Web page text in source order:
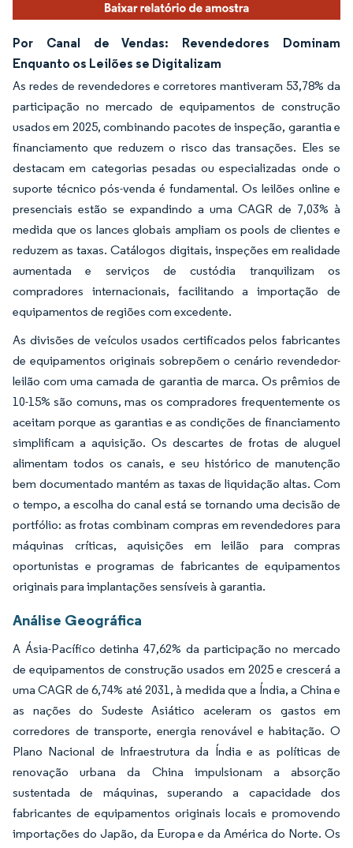
Por Canal de Vendas: Revendedores Dominam
Enquanto os Leilões se Digitalizam
As redes de revendedores e corretores mantiveram 53,78% da
participação no mercado de equipamentos de construção
usados em 2025, combinando pacotes de inspeção, garantia e
financiamento que reduzem o risco das transações. Eles se
destacam em categorias pesadas ou especializadas onde o
suporte técnico pós-venda é fundamental. Os leilões online e
presenciais estão se expandindo a uma CAGR de 7,03% à
medida que os lances globais ampliam os pools de clientes e
reduzem as taxas. Catálogos digitais, inspeções em realidade
aumentada e serviços de custódia tranquilizam os
compradores internacionais, facilitando a importação de
equipamentos de regiões com excedente.
As divisões de veículos usados certificados pelos fabricantes
de equipamentos originais sobrepõem o cenário revendedor-
leilão com uma camada de garantia de marca. Os prêmios de
10-15% são comuns, mas os compradores frequentemente os
aceitam porque as garantias e as condições de financiamento
simplificam a aquisição. Os descartes de frotas de aluguel
alimentam todos os canais, e seu histórico de manutenção
bem documentado mantém as taxas de liquidação altas. Com
o tempo, a escolha do canal está se tornando uma decisão de
portfólio: as frotas combinam compras em revendedores para
máquinas críticas, aquisições em leilão para compras
oportunistas e programas de fabricantes de equipamentos
originais para implantações sensíveis à garantia.
Análise Geográfica
A Ásia-Pacífico detinha 47,62% da participação no mercado
de equipamentos de construção usados em 2025 e crescerá a
uma CAGR de 6,74% até 2031, à medida que a Índia, a China e
as nações do Sudeste Asiático aceleram os gastos em
corredores de transporte, energia renovável e habitação. O
Plano Nacional de Infraestrutura da Índia e as políticas de
renovação urbana da China impulsionam a absorção
sustentada de máquinas, superando a capacidade dos
fabricantes de equipamentos originais locais e promovendo
importações do Japão, da Europa e da América do Norte. Os